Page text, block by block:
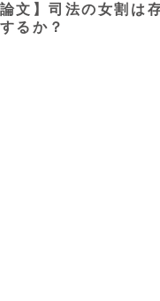
論文】司法の女割は
るか？